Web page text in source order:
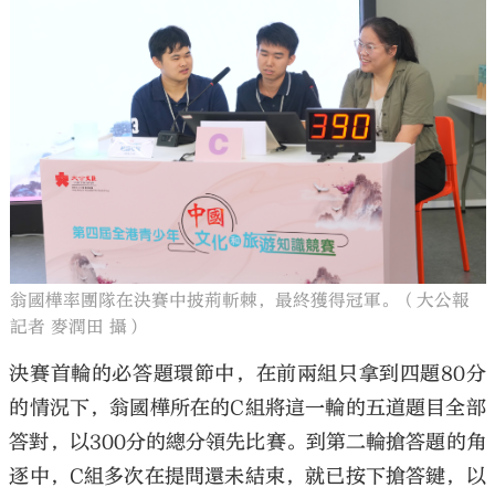
翁國樺率團隊在決賽中披荊斬棘，最終獲得冠軍。（大公報
記者 麥潤田 攝）
決賽首輪的必答題環節中，在前兩組只拿到四題80分
的情況下，翁國樺所在的C組將這一輪的五道題目全部
答對，以300分的總分領先比賽。到第二輪搶答題的角
逐中，C組多次在提問還未結束，就已按下搶答鍵，以